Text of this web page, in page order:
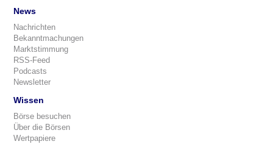
News
Nachrichten
Bekanntmachungen
Marktstimmung
RSS-Feed
Podcasts
Newsletter
Wissen
Börse besuchen
Über die Börsen
Wertpapiere